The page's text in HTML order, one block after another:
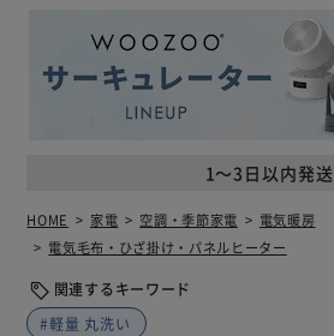
1～3日以内発送
HOME 家電 空調・季節家電
電気暖房
電気毛布・ひざ掛け・パネルヒーター
関連するキーワード
#軽量 丸洗い